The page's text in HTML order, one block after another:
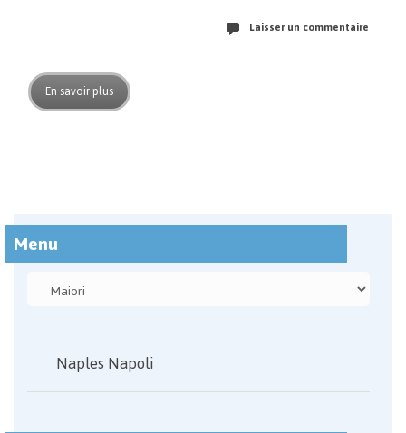
Laisser un commentaire
En savoir plus
Menu
Naples Napoli